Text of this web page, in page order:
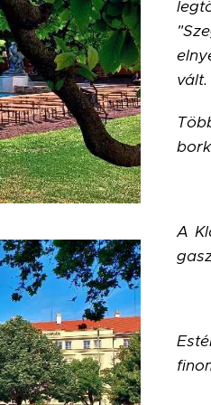
vált.
A